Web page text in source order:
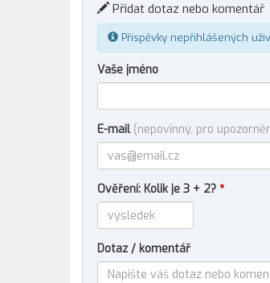
Přidat dotaz nebo komentář
Příspěvky nepřihlášených
Vaše jméno
E-mail (nepovinný, pro
Ověření: Kolik je 3 + 2? *
Dotaz / komentář